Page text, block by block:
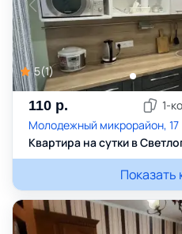
5(1)
110 р. 1-
Молодежный микрорайон, 17
Квартира на сутки в
Показать